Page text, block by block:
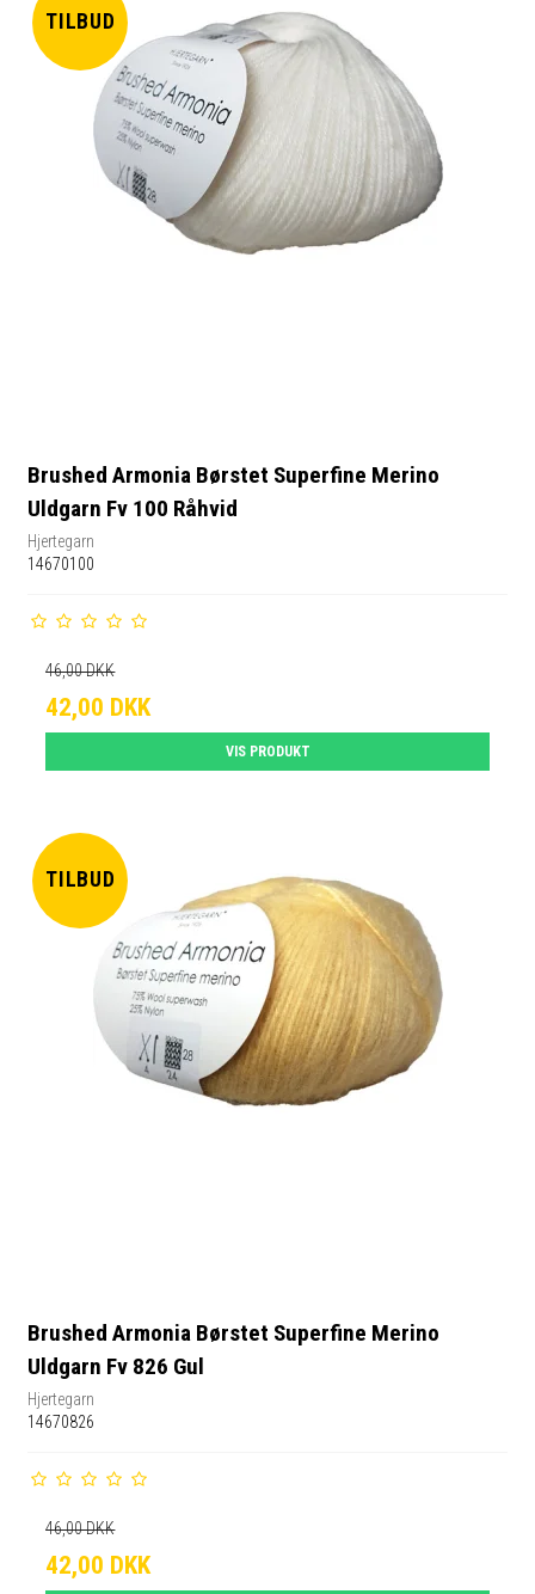
TILBUD
Brushed Armonia Børstet Superfine Merino
Uldgarn Fv 100 Råhvid
Hjertegarn
14670100
46,00 DKK
42,00 DKK
VIS PRODUKT
TILBUD
Brushed Armonia Børstet Superfine Merino
Uldgarn Fv 826 Gul
Hjertegarn
14670826
46,00 DKK
42,00 DKK